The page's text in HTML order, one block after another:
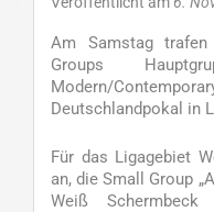
Am Samstag
Groups
Modern/
Deutschlandpokal in
Für das Ligagebiet
an, die Small Group
Weiß Schermbeck